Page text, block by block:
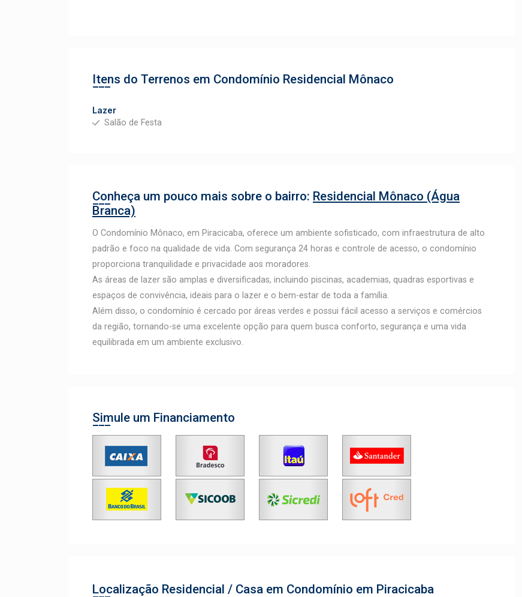
Itens do Terrenos em Condomínio Residencial Mônaco
Lazer
Salão de Festa
Conheça um pouco mais sobre o bairro: Residencial Mônaco (Água
Branca)
O Condomínio Mônaco, em Piracicaba, oferece um ambiente sofisticado, com infraestrutura de alto
padrão e foco na qualidade de vida. Com segurança 24 horas e controle de acesso, o condomínio
proporciona tranquilidade e privacidade aos moradores.
As áreas de lazer são amplas e diversificadas, incluindo piscinas, academias, quadras esportivas e
espaços de convivência, ideais para o lazer e o bem-estar de toda a família.
Além disso, o condomínio é cercado por áreas verdes e possui fácil acesso a serviços e comércios
da região, tornando-se uma excelente opção para quem busca conforto, segurança e uma vida
equilibrada em um ambiente exclusivo.
Simule um Financiamento
Localização Residencial / Casa em Condomínio em Piracicaba